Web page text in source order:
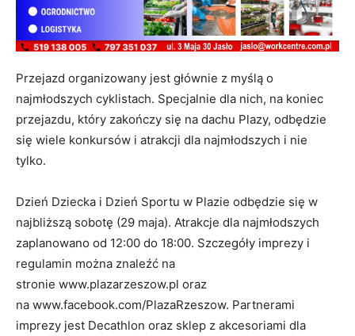
Przejazd organizowany jest głównie z myślą o
najmłodszych cyklistach. Specjalnie dla nich, na koniec
przejazdu, który zakończy się na dachu Plazy, odbędzie
się wiele konkursów i atrakcji dla najmłodszych i nie
tylko.
Dzień Dziecka i Dzień Sportu w Plazie odbędzie się w
najbliższą sobotę (29 maja). Atrakcje dla najmłodszych
zaplanowano od 12:00 do 18:00. Szczegóły imprezy i
regulamin można znaleźć na
stronie www.plazarzeszow.pl oraz
na www.facebook.com/PlazaRzeszow. Partnerami
imprezy jest Decathlon oraz sklep z akcesoriami dla